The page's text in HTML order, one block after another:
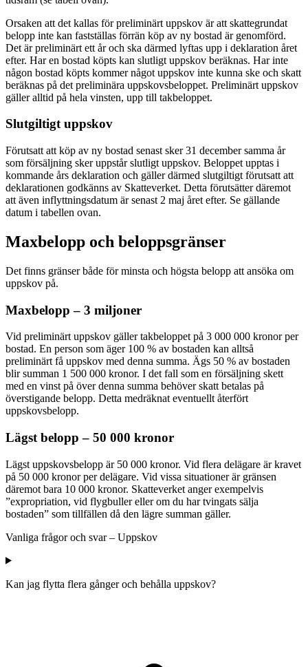
Orsaken att det kallas för preliminärt uppskov är att skattegrundat
belopp inte kan fastställas förrän köp av ny bostad är genomförd.
Det är preliminärt ett år och ska därmed lyftas upp i deklaration året
efter. Har en bostad köpts kan slutligt uppskov beräknas. Har inte
någon bostad köpts kommer något uppskov inte kunna ske och skatt
beräknas på det preliminära uppskovsbeloppet. Preliminärt uppskov
gäller alltid på hela vinsten, upp till takbeloppet.
Slutgiltigt uppskov
Förutsatt att köp av ny bostad senast sker 31 december samma år
som försäljning sker uppstår slutligt uppskov. Beloppet upptas i
kommande års deklaration och gäller därmed slutgiltigt förutsatt att
deklarationen godkänns av Skatteverket. Detta förutsätter däremot
att även inflyttningsdatum är senast 2 maj året efter. Se gällande
datum i tabellen ovan.
Maxbelopp och beloppsgränser
Det finns gränser både för minsta och högsta belopp att ansöka om
uppskov på.
Maxbelopp – 3 miljoner
Vid preliminärt uppskov gäller takbeloppet på 3 000 000 kronor per
bostad. En person som äger 100 % av bostaden kan alltså
preliminärt få uppskov med denna summa. Ägs 50 % av bostaden
blir summan 1 500 000 kronor. I det fall som en försäljning skett
med en vinst på över denna summa behöver skatt betalas på
överstigande belopp. Detta medräknat eventuellt återfört
uppskovsbelopp.
Lägst belopp – 50 000 kronor
Lägst uppskovsbelopp är 50 000 kronor. Vid flera delägare är kravet
på 50 000 kronor per delägare. Vid vissa situationer är gränsen
däremot bara 10 000 kronor. Skatteverket anger exempelvis
”expropriation, vid flygbuller eller om du har tvingats sälja
bostaden” som tillfällen då den lägre summan gäller.
Vanliga frågor och svar – Uppskov
Kan jag flytta flera gånger och behålla uppskov?